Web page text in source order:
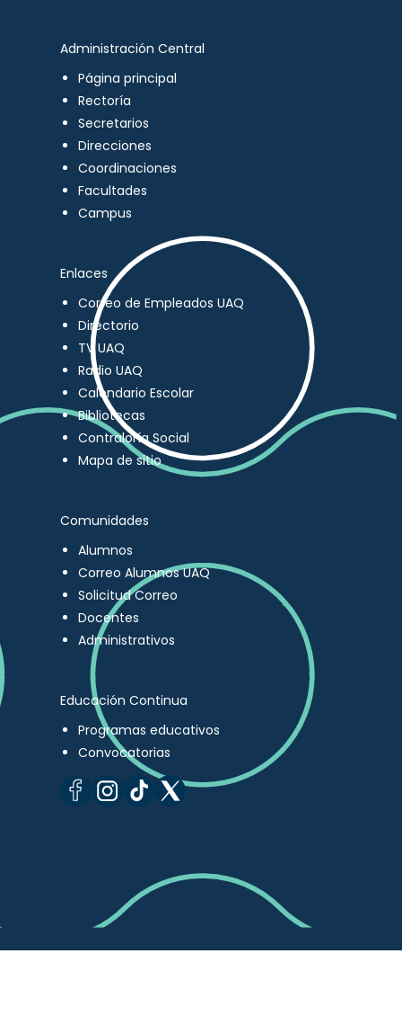
Administración Central
Página principal
Rectoría
Secretarios
Direcciones
Coordinaciones
Facultades
Campus
Enlaces
Correo de Empleados UAQ
Directorio
TV UAQ
Radio UAQ
Calendario Escolar
Bibliotecas
Contraloría Social
Mapa de sitio
Comunidades
Alumnos
Correo Alumnos UAQ
Solicitud Correo
Docentes
Administrativos
Educación Continua
Programas educativos
Convocatorias